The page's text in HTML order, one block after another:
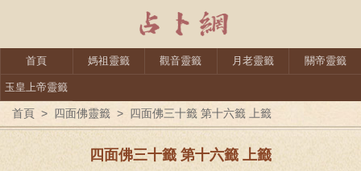
首頁 媽祖靈籤 觀音靈籤 月老靈籤 關帝靈籤
玉皇上帝靈籤
首頁 > 四面佛靈籤 > 四面佛三十籤 第十六籤 上籤
四面佛三十籤 第十六籤 上籤